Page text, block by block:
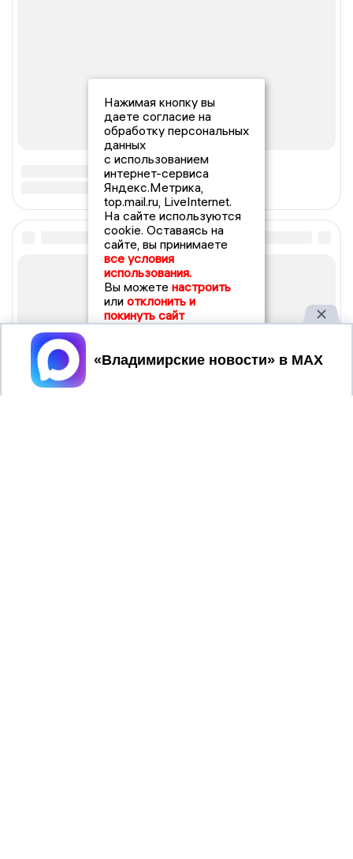
Нажимая кнопку вы
даете согласие на
обработку персональных
данных
с использованием
интернет-сервиса
Яндекс.Метрика,
top.mail.ru, LiveInternet.
На сайте используются
cookie. Оставаясь на
сайте, вы принимаете
все условия
использования.
Вы можете настроить
или отклонить и
покинуть сайт
Принять